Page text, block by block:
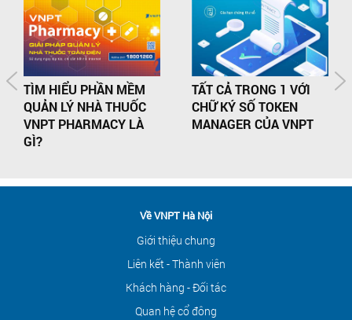
TÌM HIỂU PHẦN MỀM
QUẢN LÝ NHÀ THUỐC
VNPT PHARMACY LÀ
GÌ?
TẤT CẢ TRONG 1 VỚI
CHỮ KÝ SỐ TOKEN
MANAGER CỦA VNPT
Về VNPT Hà Nội
Giới thiệu chung
Liên kết - Thành viên
Khách hàng - Đối tác
Quan hệ cổ đông